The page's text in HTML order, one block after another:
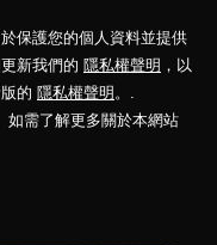
保護您的個人資料並提供
新我們的 隱私權聲明 ，以
的 隱私權聲明 。.
如需了解更多關於本網站